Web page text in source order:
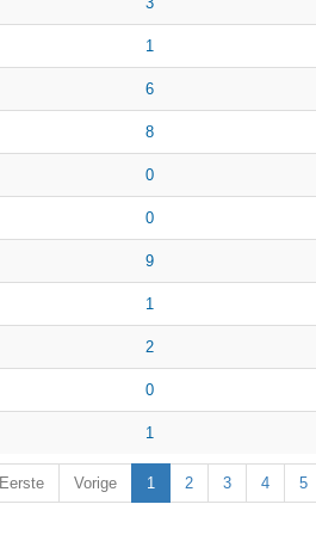
1
6
8
0
0
9
1
2
0
1
Eerste Vorige 1 2 3 4 5